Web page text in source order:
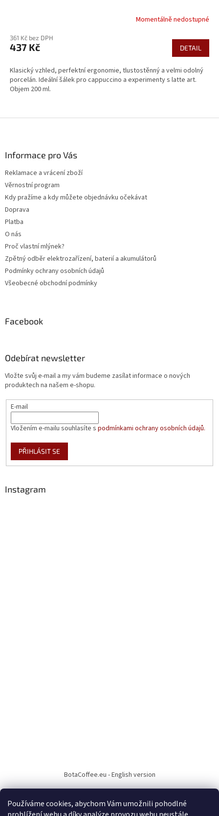
Používáme cookies, abychom Vám umožnili pohodlné
Momentálně nedostupné
361 Kč bez DPH
437 Kč DETAIL
Klasický vzhled, perfektní ergonomie, tlustostěnný a velmi odolný
porcelán. Ideální šálek pro cappuccino a experimenty s latte art.
Objem 200 ml.
Informace pro Vás
Reklamace a vrácení zboží
Věrnostní program
Kdy pražíme a kdy můžete objednávku očekávat
Doprava
Platba
O nás
Proč vlastní mlýnek?
Zpětný odběr elektrozařízení, baterií a akumulátorů
Podmínky ochrany osobních údajů
Všeobecné obchodní podmínky
Facebook
Odebírat newsletter
Vložte svůj e-mail a my vám budeme zasílat informace o nových
produktech na našem e-shopu.
E-mail
Vložením e-mailu souhlasíte s podmínkami ochrany osobních údajů.
PŘIHLÁSIT SE
Instagram
BotaCoffee.eu - English version